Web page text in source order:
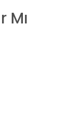
Mı